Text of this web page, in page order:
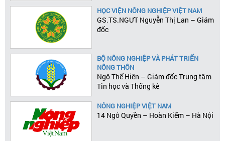
HỌC VIỆN NÔNG NGHIỆP VIỆT NAM
GS.TS.NGƯT Nguyễn Thị Lan – Giám
đốc
BỘ NÔNG NGHIỆP VÀ PHÁT TRIỂN
NÔNG THÔN
Ngô Thế Hiên – Giám đốc Trung tâm
Tin học và Thống kê
NÔNG NGHIỆP VIỆT NAM
14 Ngô Quyền – Hoàn Kiếm – Hà Nội